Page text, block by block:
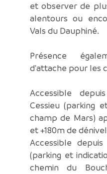
et observer de
alentours ou
Vals du Dauphiné.
Présence
d'attache pour les
Accessible
Cessieu (parking
champ de Mars)
et +180m de
Accessible
(parking et
chemin du